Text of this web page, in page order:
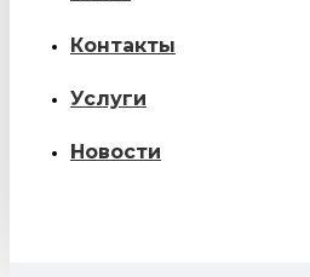
Контакты
Услуги
Новости